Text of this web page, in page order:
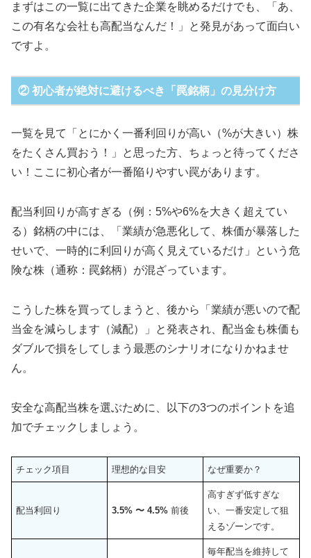
まずはこの一覧に出てきた企業を眺めるだけでも、「あ、
この有名な会社も高配当なんだ！」と発見があって面白い
ですよ。
② 初心者が絶対に避けるべき「罠銘柄」の見分け方
一覧を見て「とにかく一番利回りが高い（%が大きい）株
をたくさん買おう！」と思った方、ちょっと待ってくださ
い！ここに初心者が一番陥りやすい罠があります。
配当利回りが高すぎる（例：5%や6%を大きく超えてい
る）銘柄の中には、「業績が急悪化して、株価が暴落した
せいで、一時的に利回りが高く見えているだけ」という危
険な株（通称：罠銘柄）が混ざっています。
こうした株を買ってしまうと、後から「業績が悪いので配
当金を減らします（減配）」と発表され、配当金も株価も
ダブルで損をしてしまう最悪のシナリオになりかねませ
ん。
安全な高配当株を選ぶために、以下の3つのポイントを追
加でチェックしましょう。
チェック項目 理想的な目安 なぜ重要か？
配当利回り 3.5% 〜 4.5% 前後
高すぎず低すぎな
い、一番安定して狙
えるゾーンです。
毎年配当を維持して